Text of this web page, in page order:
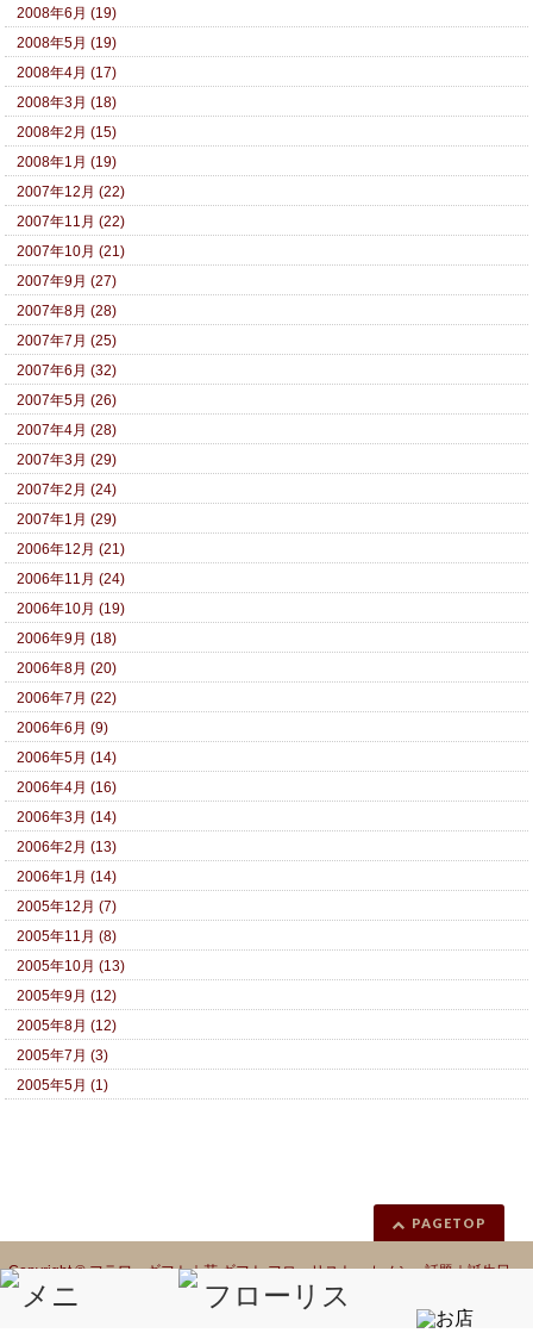
2008年6月 (19)
2008年5月 (19)
2008年4月 (17)
2008年3月 (18)
2008年2月 (15)
2008年1月 (19)
2007年12月 (22)
2007年11月 (22)
2007年10月 (21)
2007年9月 (27)
2007年8月 (28)
2007年7月 (25)
2007年6月 (32)
2007年5月 (26)
2007年4月 (28)
2007年3月 (29)
2007年2月 (24)
2007年1月 (29)
2006年12月 (21)
2006年11月 (24)
2006年10月 (19)
2006年9月 (18)
2006年8月 (20)
2006年7月 (22)
2006年6月 (9)
2006年5月 (14)
2006年4月 (16)
2006年3月 (14)
2006年2月 (13)
2006年1月 (14)
2005年12月 (7)
2005年11月 (8)
2005年10月 (13)
2005年9月 (12)
2005年8月 (12)
2005年7月 (3)
2005年5月 (1)
PAGETOP
Copyright ©フラワーギフト｜花 ギフト フローリスト カノシェ話題｜誕生日
花｜胡蝶蘭｜プリザーブドフラワー All Rights Reserved.